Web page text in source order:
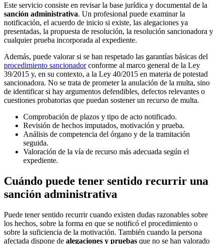
Este servicio consiste en revisar la base jurídica y documental de la
sanción administrativa. Un profesional puede examinar la
notificación, el acuerdo de inicio si existe, las alegaciones ya
presentadas, la propuesta de resolución, la resolución sancionadora y
cualquier prueba incorporada al expediente.
Además, puede valorar si se han respetado las garantías básicas del
procedimiento sancionadorconforme al marco general de la Ley
39/2015 y, en su contexto, a la Ley 40/2015 en materia de potestad
sancionadora. No se trata de prometer la anulación de la multa, sino
de identificar si hay argumentos defendibles, defectos relevantes o
cuestiones probatorias que puedan sostener un recurso de multa.
Comprobación de plazos y tipo de acto notificado.
Revisión de hechos imputados, motivación y prueba.
Análisis de competencia del órgano y de la tramitación
seguida.
Valoración de la vía de recurso más adecuada según el
expediente.
Cuándo puede tener sentido recurrir una
sanción administrativa
Puede tener sentido recurrir cuando existen dudas razonables sobre
los hechos, sobre la forma en que se notificó el procedimiento o
sobre la suficiencia de la motivación. También cuando la persona
afectada dispone de alegaciones y pruebas que no se han valorado